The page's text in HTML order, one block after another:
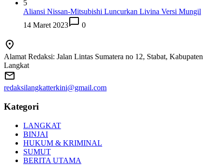
5
Aliansi Nissan-Mitsubishi Luncurkan Livina Versi Mungil
14 Maret 2023
0
Alamat Redaksi: Jalan Lintas Sumatera no 12, Stabat, Kabupaten
Langkat
redaksilangkatterkini@gmail.com
Kategori
LANGKAT
BINJAI
HUKUM & KRIMINAL
SUMUT
BERITA UTAMA